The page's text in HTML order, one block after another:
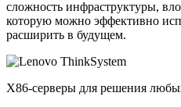
сложность инфраструктуры,
которую можно эффективно
расширить в будущем.
X86-серверы для решения